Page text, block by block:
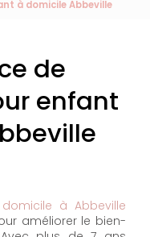
à domicile Abbeville
de
enfant
à Abbeville
améliorer le bien-